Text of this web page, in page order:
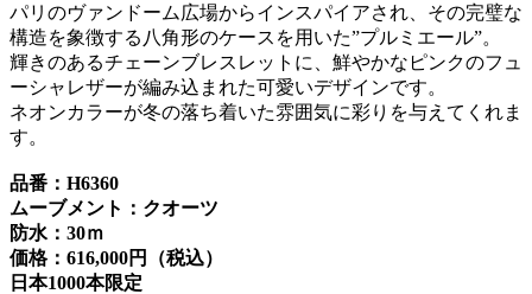
パリのヴァンドーム広場からインスパイアされ、その完璧な
構造を象徴する八角形のケースを用いた”プルミエール”。
輝きのあるチェーンブレスレットに、鮮やかなピンクのフュ
ーシャレザーが編み込まれた可愛いデザインです。
ネオンカラーが冬の落ち着いた雰囲気に彩りを与えてくれま
す。
品番：H6360
ムーブメント：クオーツ
防水：30ｍ
価格：616,000円（税込）
日本1000本限定